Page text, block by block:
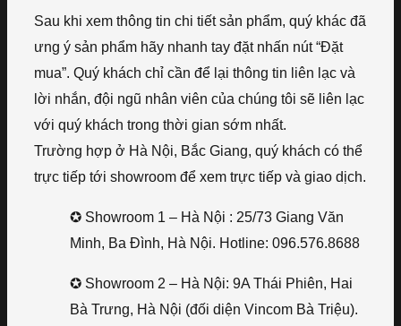
Sau khi xem thông tin chi tiết sản phẩm, quý khác đã
ưng ý sản phẩm hãy nhanh tay đặt nhấn nút “Đặt
mua”. Quý khách chỉ cần để lại thông tin liên lạc và
lời nhắn, đội ngũ nhân viên của chúng tôi sẽ liên lạc
với quý khách trong thời gian sớm nhất.
Trường hợp ở Hà Nội, Bắc Giang, quý khách có thể
trực tiếp tới showroom để xem trực tiếp và giao dịch.
✪ Showroom 1 – Hà Nội : 25/73 Giang Văn
Minh, Ba Đình, Hà Nội. Hotline: 096.576.8688
✪ Showroom 2 – Hà Nội: 9A Thái Phiên, Hai
Bà Trưng, Hà Nội (đối diện Vincom Bà Triệu).